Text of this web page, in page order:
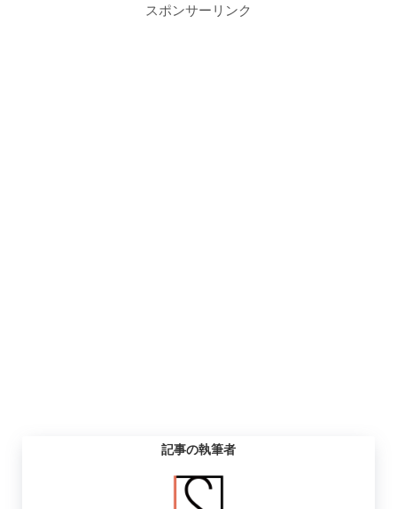
スポンサーリンク
記事の執筆者